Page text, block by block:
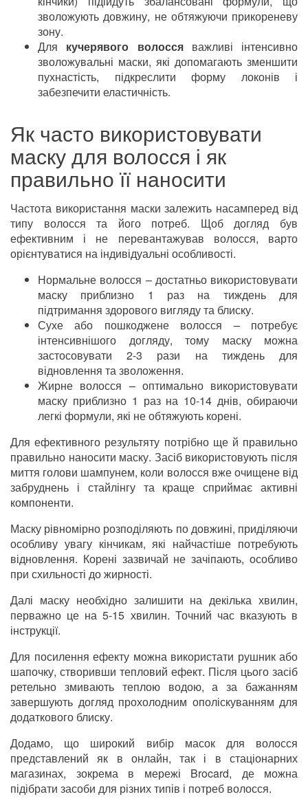
зволожують довжину, не обтяжуючи прикореневу
зону.
Для кучерявого волоссяважливі інтенсивно
зволожувальні маски, які допомагають зменшити
пухнастість, підкреслити форму локонів і
забезпечити еластичність.
Як часто використовувати
маску для волосся і як
правильно її наносити
Частота використання маски залежить насамперед від
типу волосся та його потреб. Щоб догляд був
ефективним і не перевантажував волосся, варто
орієнтуватися на індивідуальні особливості.
Нормальне волосся – достатньо використовувати
маску приблизно 1 раз на тиждень для
підтримання здорового вигляду та блиску.
Сухе або пошкоджене волосся – потребує
інтенсивнішого догляду, тому маску можна
застосовувати 2-3 рази на тиждень для
відновлення та зволоження.
Жирне волосся – оптимально використовувати
маску приблизно 1 раз на 10-14 днів, обираючи
легкі формули, які не обтяжують корені.
Для ефективного результяту потрібно ще й правильно
правильно наносити маску. Засіб використовують після
миття голови шампунем, коли волосся вже очищене від
забруднень і стайлінгу та краще сприймає активні
компоненти.
Маску рівномірно розподіляють по довжині, приділяючи
особливу увагу кінчикам, які найчастіше потребують
відновлення. Корені зазвичай не зачіпають, особливо
при схильності до жирності.
Далі маску необхідно залишити на декілька хвилин,
перважно це на 5-15 хвилин. Точний час вказують в
інструкції.
Для посилення ефекту можна використати рушник або
шапочку, створивши тепловий ефект. Після цього засіб
ретельно змивають теплою водою, а за бажанням
завершують догляд прохолодним ополіскуванням для
додаткового блиску.
Додамо, що широкий вибір масок для волосся
представлений як в онлайн, так і в стаціонарних
магазинах, зокрема в мережі Brocard, де можна
підібрати засоби для різних типів і потреб волосся.